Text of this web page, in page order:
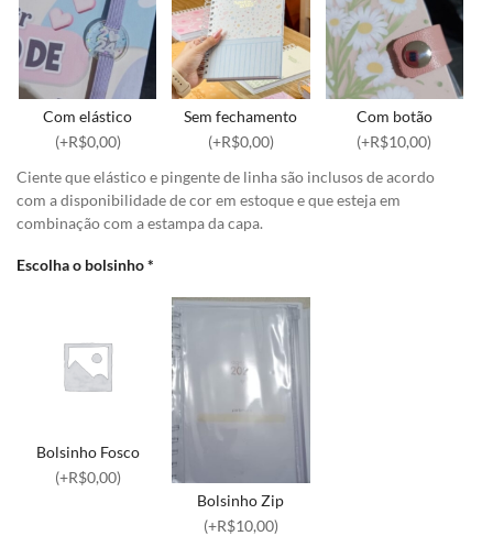
Com elástico
(+R$0,00)
Sem fechamento
(+R$0,00)
Com botão
(+R$10,00)
Ciente que elástico e pingente de linha são inclusos de acordo
com a disponibilidade de cor em estoque e que esteja em
combinação com a estampa da capa.
Escolha o bolsinho*
Bolsinho Fosco
(+R$0,00)
Bolsinho Zip
(+R$10,00)